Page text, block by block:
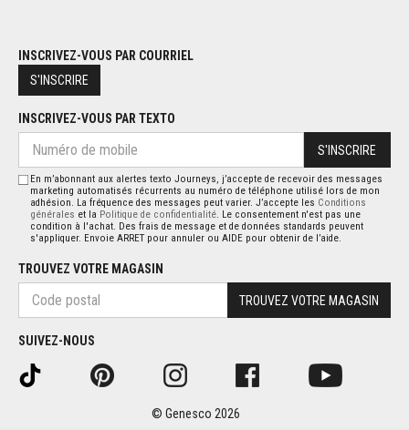
INSCRIVEZ-VOUS PAR COURRIEL
S'INSCRIRE
INSCRIVEZ-VOUS PAR TEXTO
S'INSCRIRE
En m’abonnant aux alertes texto Journeys, j’accepte de recevoir des messages
marketing automatisés récurrents au numéro de téléphone utilisé lors de mon
adhésion. La fréquence des messages peut varier. J’accepte les Conditions
générales et la Politique de confidentialité. Le consentement n'est pas une
condition à l'achat. Des frais de message et de données standards peuvent
s'appliquer. Envoie ARRET pour annuler ou AIDE pour obtenir de l’aide.
TROUVEZ VOTRE MAGASIN
TROUVEZ VOTRE MAGASIN
SUIVEZ-NOUS
© Genesco 2026